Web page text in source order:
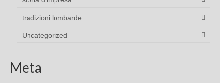
tradizioni lombarde
Uncategorized
Meta